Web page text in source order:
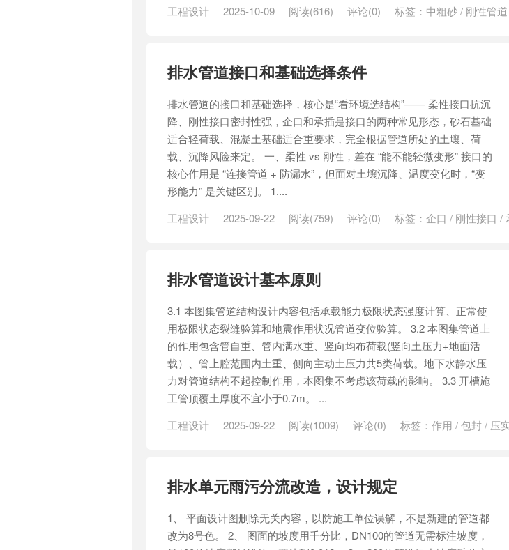
工程设计 2025-10-09 阅读(616) 评论(0) 标签： 中粗砂/ 刚性管道
排水管道接口和基础选择条件
排水管道的接口和基础选择，核心是“看环境选结构”—— 柔性接口抗沉
降、刚性接口密封性强，企口和承插是接口的两种常见形态，砂石基础
适合轻荷载、混凝土基础适合重要求，完全根据管道所处的土壤、荷
载、沉降风险来定。 一、柔性 vs 刚性，差在 “能不能轻微变形” 接口的
核心作用是 “连接管道 + 防漏水”，但面对土壤沉降、温度变化时，“变
形能力” 是关键区别。 1....
工程设计 2025-09-22 阅读(759) 评论(0) 标签： 企口 / 刚性接口 /
排水管道设计基本原则
3.1 本图集管道结构设计内容包括承载能力极限状态强度计算、正常使
用极限状态裂缝验算和地震作用状况管道变位验算。 3.2 本图集管道上
的作用包含管自重、管内满水重、竖向均布荷载(竖向土压力+地面活
载）、管上腔范围内土重、侧向主动土压力共5类荷载。地下水静水压
力对管道结构不起控制作用，本图集不考虑该荷载的影响。 3.3 开槽施
工管顶覆土厚度不宜小于0.7m。 ...
工程设计 2025-09-22 阅读(1009) 评论(0) 标签： 作用 /包封/ 压
排水单元雨污分流改造，设计规定
1、 平面设计图删除无关内容，以防施工单位误解，不是新建的管道都
改为8号色。 2、 图面的坡度用千分比，DN100的管道无需标注坡度，